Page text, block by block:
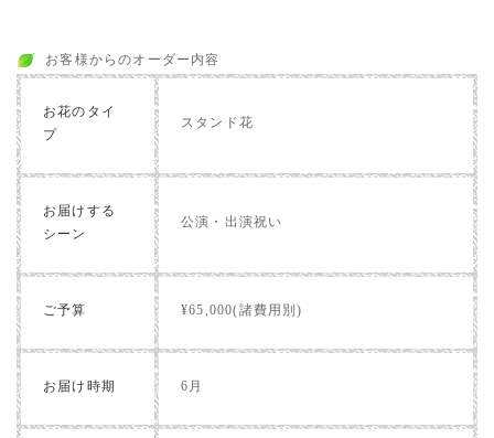
お客様からのオーダー内容
お花のタイ
プ
スタンド花
お届けする
シーン
公演・出演祝い
ご予算 ¥65,000(諸費用別)
お届け時期 6月